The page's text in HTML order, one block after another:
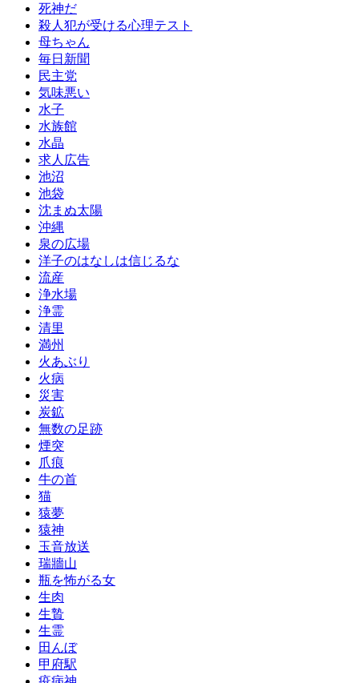
死神だ
殺人犯が受ける心理テスト
母ちゃん
毎日新聞
民主党
気味悪い
水子
水族館
水晶
求人広告
池沼
池袋
沈まぬ太陽
沖縄
泉の広場
洋子のはなしは信じるな
流産
浄水場
浄霊
清里
満州
火あぶり
火病
災害
炭鉱
無数の足跡
煙突
爪痕
牛の首
猫
猿夢
猿神
玉音放送
瑞牆山
瓶を怖がる女
生肉
生贄
生霊
田んぼ
甲府駅